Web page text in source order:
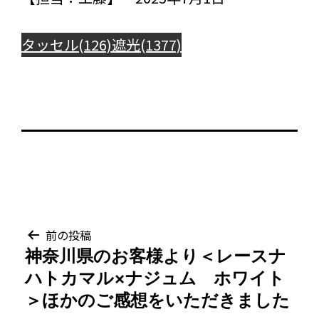
タッセル(126)遮光(1377)
投
稿
ナ
前の投稿
神奈川県のお客様より＜レースナ
ハトカマル×ナジュム ホワイト
＞ほかのご感想をいただきました